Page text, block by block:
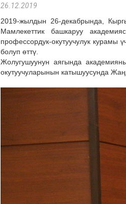
26.12.2019
2019-жылдын 26-декабрында,
Мамлекеттик башкаруу
профессордук-окутуучулук
болуп өттү.
Жолугушуунун аягында
окутуучуларынын катышуусунда